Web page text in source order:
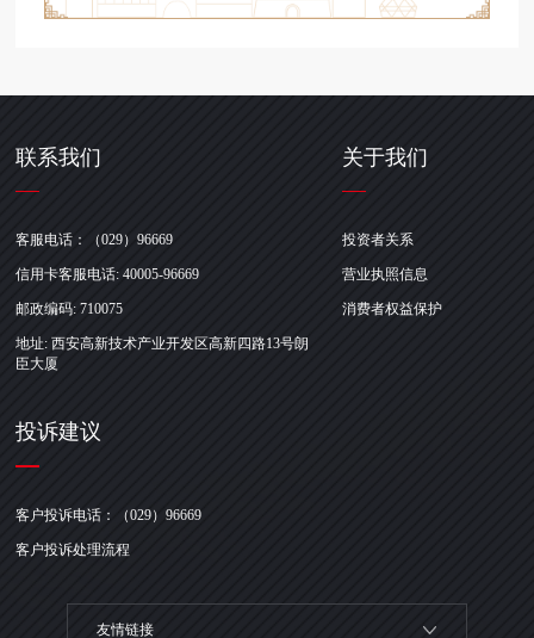
联系我们
客服电话：（029）96669
信用卡客服电话: 40005-96669
邮政编码: 710075
地址: 西安高新技术产业开发区高新四路13号朗
臣大厦
关于我们
投资者关系
营业执照信息
消费者权益保护
投诉建议
客户投诉电话：（029）96669
客户投诉处理流程
友情链接